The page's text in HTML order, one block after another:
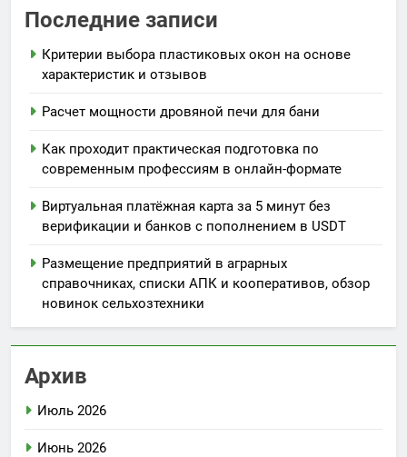
Последние записи
Критерии выбора пластиковых окон на основе
характеристик и отзывов
Расчет мощности дровяной печи для бани
Как проходит практическая подготовка по
современным профессиям в онлайн-формате
Виртуальная платёжная карта за 5 минут без
верификации и банков с пополнением в USDT
Размещение предприятий в аграрных
справочниках, списки АПК и кооперативов, обзор
новинок сельхозтехники
Архив
Июль 2026
Июнь 2026